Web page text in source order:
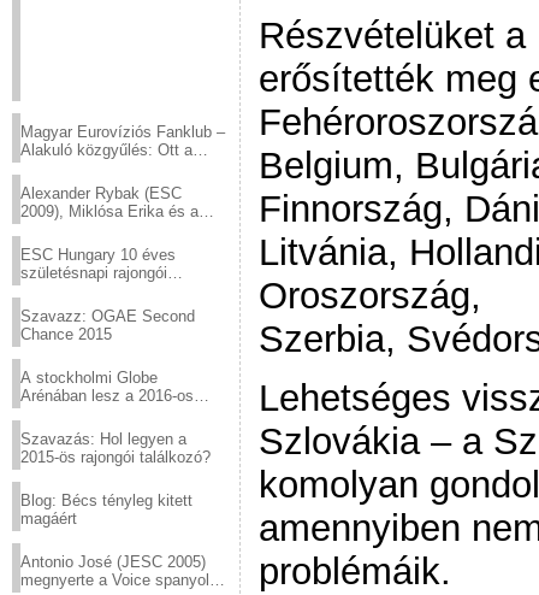
Magyar Eurovíziós Fanklub –
Alakuló közgyűlés: Ott a
Alexander Rybak (ESC
2009), Miklósa Erika és a
sztárjai a Margitszigeten
ESC Hungary 10 éves
születésnapi rajongói
Szavazz: OGAE Second
Chance 2015
A stockholmi Globe
Arénában lesz a 2016-os
Szavazás: Hol legyen a
2015-ös rajongói találkozó?
Blog: Bécs tényleg kitett
magáért
Antonio José (JESC 2005)
megnyerte a Voice spanyol
Részvételüket
erősítették meg
Belgium,
Finnország,
Litvánia,
Oroszország,
Szerbia,
Lehetséges
Szlovákia – a
komolyan
amennyiben
problémáik.